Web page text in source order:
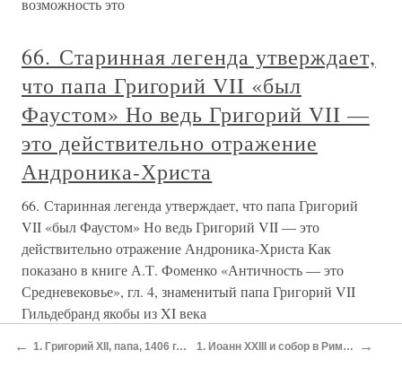
возможность это
66. Старинная легенда утверждает,
что папа Григорий VII «был
Фаустом» Но ведь Григорий VII —
это действительно отражение
Андроника-Христа
66. Старинная легенда утверждает, что папа Григорий
VII «был Фаустом» Но ведь Григорий VII — это
действительно отражение Андроника-Христа Как
показано в книге А.Т. Фоменко «Античность — это
Средневековье», гл. 4, знаменитый папа Григорий VII
Гильдебранд якобы из XI века
← 1. Григорий XII, папа, 1406 г. — Переговоры об унии. — Испорченность церкви. — Решение о конгрессе в Савоне. — Николай де Клеманж. — Препятствия к унии. — Колонны вторгаются в Рим. — Павел Орсини выгоняет их. — Он становится могуществен в городе. — Отъезд Григория XII в Сиену. — Владислав идет на Ри 1. Иоанн XXIII и собор в Риме. — Сигизмунд в Италии. — Иоанн ХХ iii объявляет собор. — Появление Владислава перед Римом. — Оборонительные устройства Иоанна и римлян. — Неаполитанцы проникают в город. — Бегство и преследование Иоанна. — Владислав, властитель Рима, 1413 г. — Разграбление Рима. — Влади →